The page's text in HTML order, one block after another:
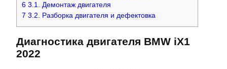
6 3.1. Демонтаж двигателя
7 3.2. Разборка двигателя и дефектовка
Диагностика двигателя BMW iX1
2022